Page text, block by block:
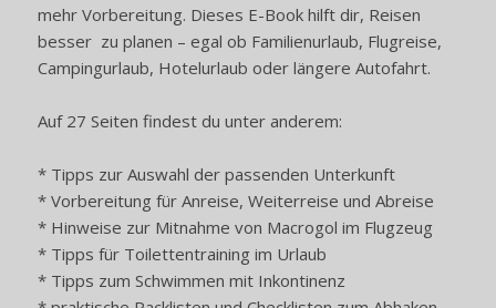
mehr Vorbereitung. Dieses E-Book hilft dir, Reisen
besser zu planen – egal ob Familienurlaub, Flugreise,
Campingurlaub, Hotelurlaub oder längere Autofahrt.
Auf 27 Seiten findest du unter anderem:
* Tipps zur Auswahl der passenden Unterkunft
* Vorbereitung für Anreise, Weiterreise und Abreise
* Hinweise zur Mitnahme von Macrogol im Flugzeug
* Tipps für Toilettentraining im Urlaub
* Tipps zum Schwimmen mit Inkontinenz